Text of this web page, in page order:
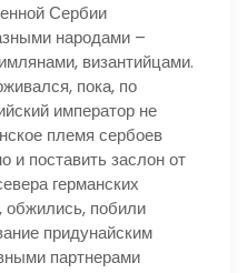
Сербии
народами –
византийцами.
пока, по
император не
племя сербоев
и поставить заслон от
германских
обжились, побили
придунайским
партнерами